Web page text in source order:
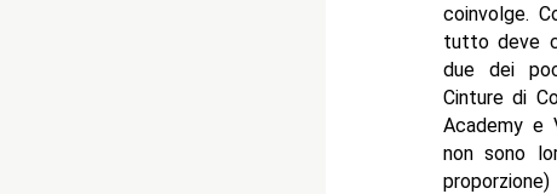
coinvolge.
tutto deve
due dei
Cinture di
Academy e
non sono